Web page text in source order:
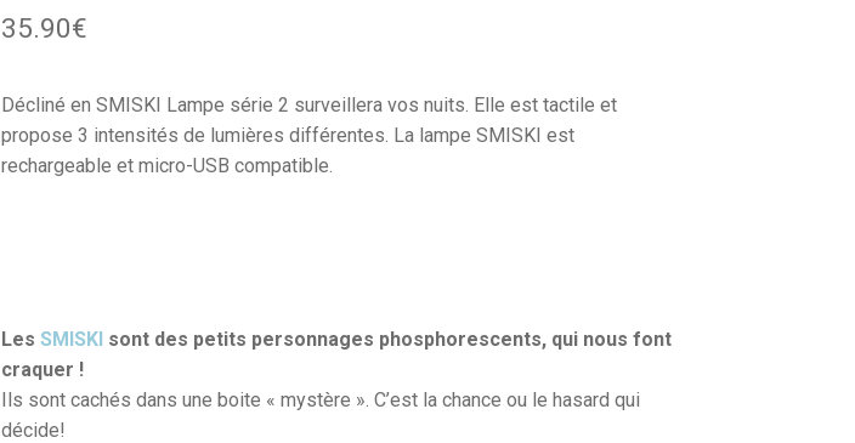
35.90€
Décliné en SMISKI Lampe série 2 surveillera vos nuits. Elle est tactile et
propose 3 intensités de lumières différentes. La lampe SMISKI est
rechargeable et micro-USB compatible.
Les SMISKIsont des petits personnages phosphorescents, qui nous font
craquer !
Ils sont cachés dans une boite « mystère ». C’est la chance ou le hasard qui
décide!